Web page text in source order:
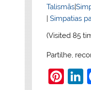
Talismãs|
|Simpatias
(Visited 85
Partilhe,
Pi